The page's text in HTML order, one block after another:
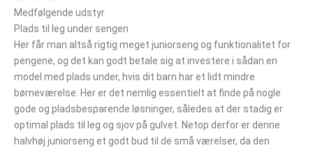
Medfølgende udstyr
Plads til leg under sengen
Her får man altså rigtig meget juniorseng og funktionalitet for
pengene, og det kan godt betale sig at investere i sådan en
model med plads under, hvis dit barn har et lidt mindre
børneværelse. Her er det nemlig essentielt at finde på nogle
gode og pladsbesparende løsninger, således at der stadig er
optimal plads til leg og sjov på gulvet. Netop derfor er denne
halvhøj juniorseng et godt bud til de små værelser, da den